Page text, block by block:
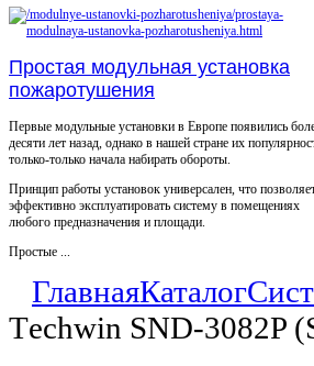
Простая модульная установка
пожаротушения
Первые модульные установки в Европе появились
десяти лет назад, однако в нашей стране их
только-только начала набирать обороты.
Принцип работы установок универсален, что
эффективно эксплуатировать систему в помещениях
любого предназначения и площади.
Простые ...
ГлавнаяКаталог
Tеchwin SND-3082P